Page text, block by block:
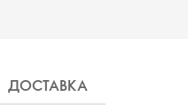
ДОСТАВКА